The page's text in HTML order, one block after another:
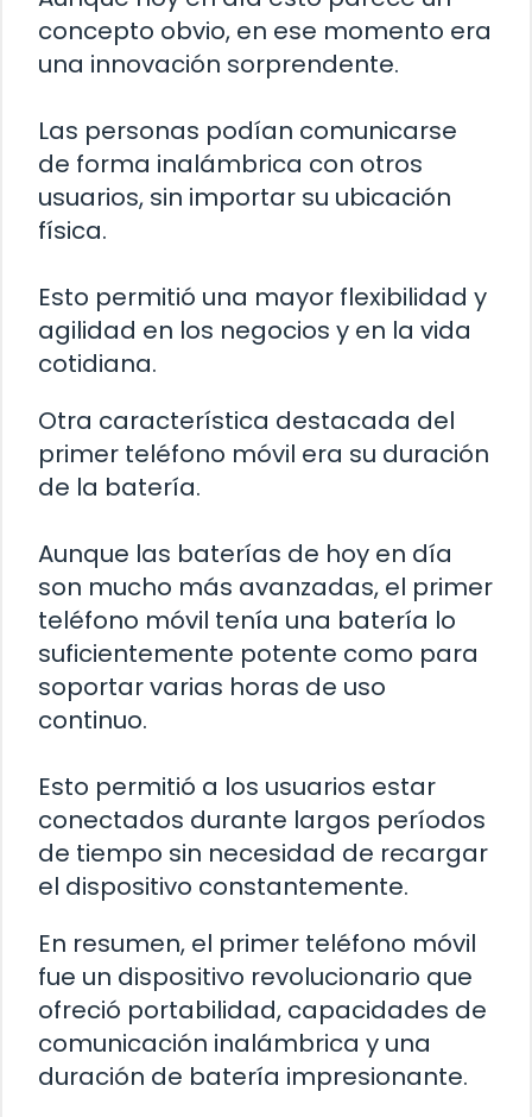
concepto obvio, en ese momento era
una innovación sorprendente.
Las personas podían comunicarse
de forma inalámbrica con otros
usuarios, sin importar su ubicación
física.
Esto permitió una mayor flexibilidad y
agilidad en los negocios y en la vida
cotidiana.
Otra característica destacada del
primer teléfono móvil era su duración
de la batería.
Aunque las baterías de hoy en día
son mucho más avanzadas, el primer
teléfono móvil tenía una batería lo
suficientemente potente como para
soportar varias horas de uso
continuo.
Esto permitió a los usuarios estar
conectados durante largos períodos
de tiempo sin necesidad de recargar
el dispositivo constantemente.
En resumen, el primer teléfono móvil
fue un dispositivo revolucionario que
ofreció portabilidad, capacidades de
comunicación inalámbrica y una
duración de batería impresionante.